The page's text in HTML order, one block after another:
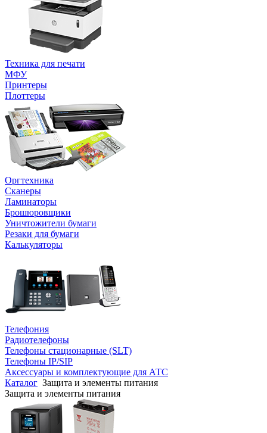
Техника для печати
МФУ
Принтеры
Плоттеры
Оргтехника
Сканеры
Ламинаторы
Брошюровщики
Уничтожители бумаги
Резаки для бумаги
Калькуляторы
Телефония
Радиотелефоны
Телефоны стационарные (SLT)
Телефоны IP/SIP
Аксессуары и комплектующие для АТС
Каталог Защита и элементы питания
Защита и элементы питания